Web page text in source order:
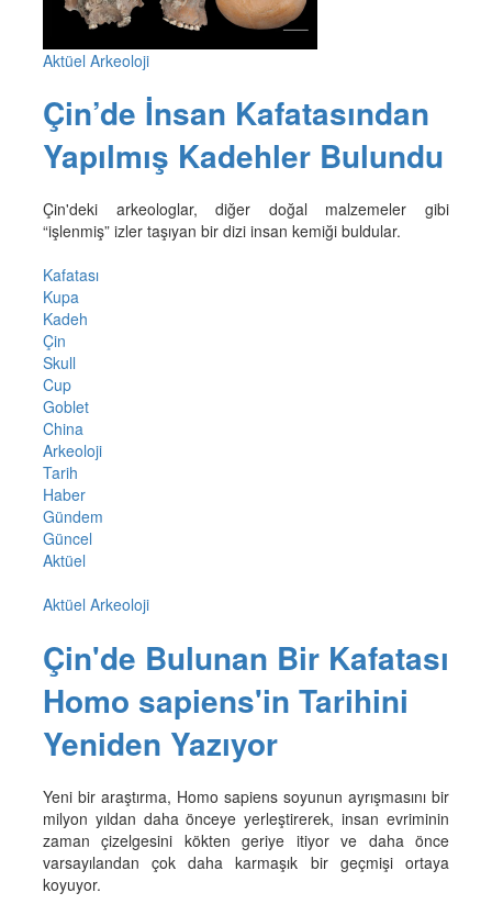
Aktüel Arkeoloji
Çin’de İnsan Kafatasından
Yapılmış Kadehler Bulundu
Çin'deki arkeologlar, diğer doğal malzemeler gibi
“işlenmiş” izler taşıyan bir dizi insan kemiği buldular.
Kafatası
Kupa
Kadeh
Çin
Skull
Cup
Goblet
China
Arkeoloji
Tarih
Haber
Gündem
Güncel
Aktüel
Aktüel Arkeoloji
Çin'de Bulunan Bir Kafatası
Homo sapiens'in Tarihini
Yeniden Yazıyor
Yeni bir araştırma, Homo sapiens soyunun ayrışmasını bir
milyon yıldan daha önceye yerleştirerek, insan evriminin
zaman çizelgesini kökten geriye itiyor ve daha önce
varsayılandan çok daha karmaşık bir geçmişi ortaya
koyuyor.